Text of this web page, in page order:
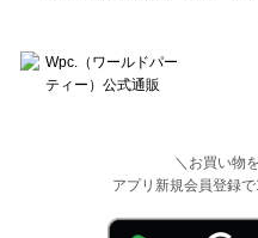
＼お買い物
アプリ新規会員登録